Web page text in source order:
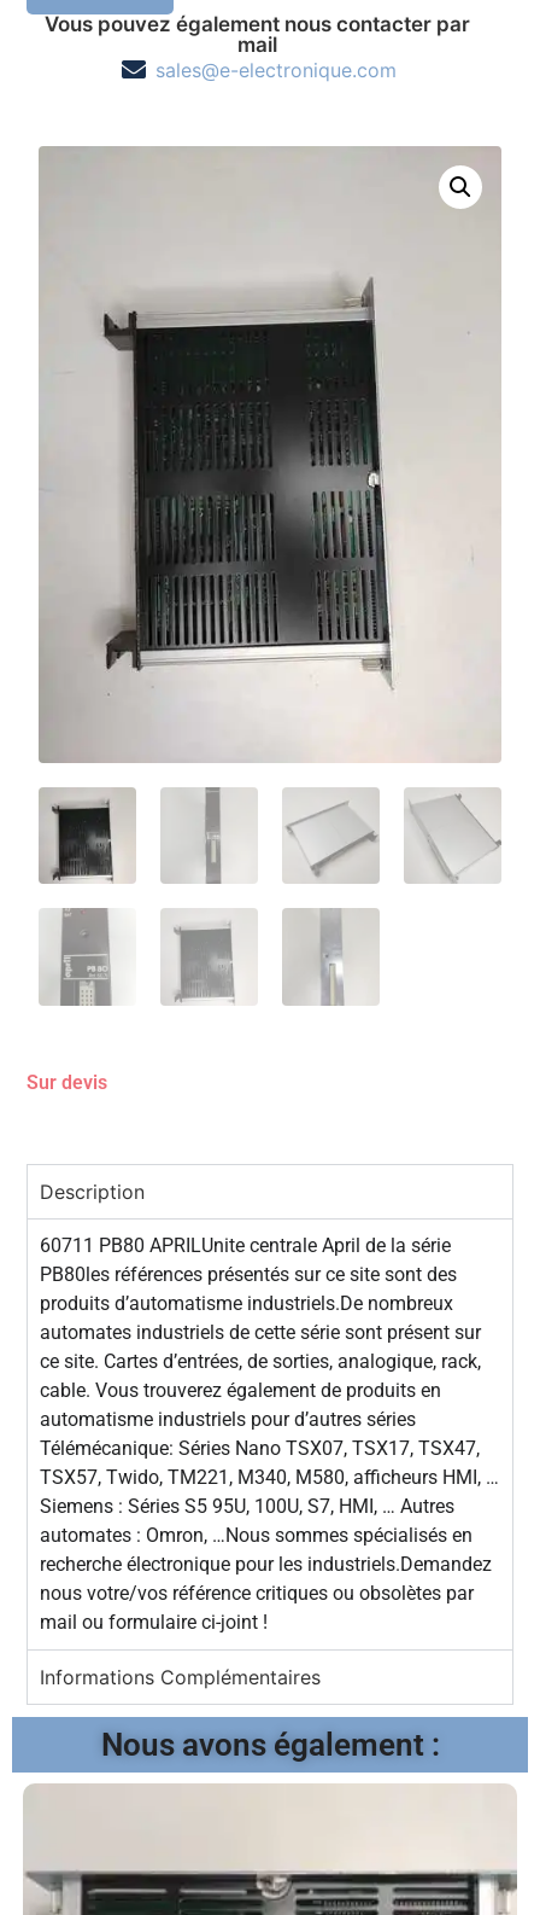
Vous pouvez également nous contacter par
mail
sales@e-electronique.com
Sur devis
Description
60711 PB80 APRILUnite centrale April de la série
PB80les références présentés sur ce site sont des
produits d’automatisme industriels.De nombreux
automates industriels de cette série sont présent sur
ce site. Cartes d’entrées, de sorties, analogique, rack,
cable. Vous trouverez également de produits en
automatisme industriels pour d’autres séries
Télémécanique: Séries Nano TSX07, TSX17, TSX47,
TSX57, Twido, TM221, M340, M580, afficheurs HMI, …
Siemens : Séries S5 95U, 100U, S7, HMI, … Autres
automates : Omron, …Nous sommes spécialisés en
recherche électronique pour les industriels.Demandez
nous votre/vos référence critiques ou obsolètes par
mail ou formulaire ci-joint !
Informations Complémentaires
Nous avons également :